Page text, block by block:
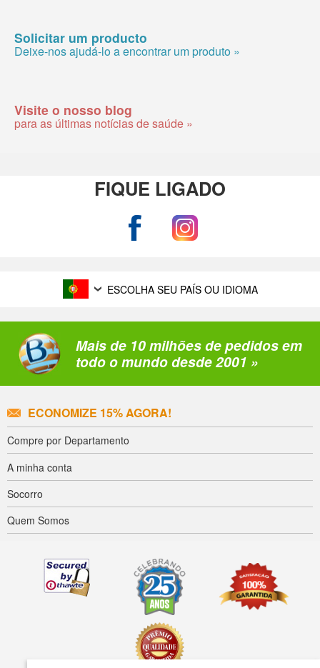
Solicitar um producto
Deixe-nos ajudá-lo a encontrar um produto »
Visite o nosso blog
para as últimas notícias de saúde »
FIQUE LIGADO
ESCOLHA SEU PAÍS OU IDIOMA
Mais de 10 milhões de pedidos em
todo o mundo desde 2001 »
ECONOMIZE 15% AGORA!
Compre por Departamento
A minha conta
Socorro
Quem Somos